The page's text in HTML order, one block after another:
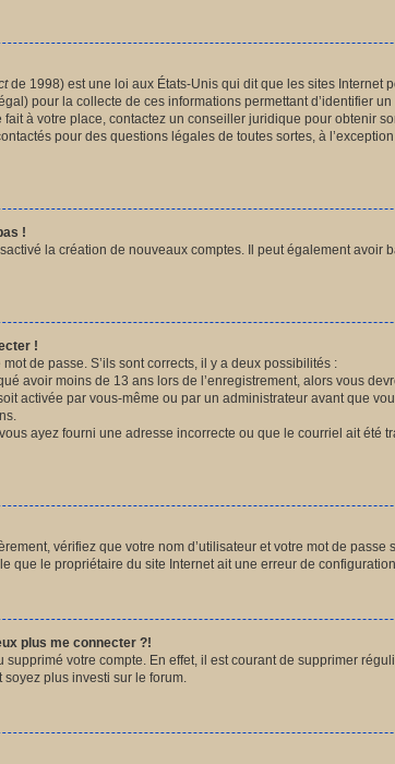
de 1998) est une loi aux États-Unis qui dit que les sites Internet
pour la collecte de ces informations permettant d’identifier
à votre place, contactez un conseiller juridique pour obtenir
pour des questions légales de toutes sortes, à
!
la création de nouveaux comptes. Il peut également
!
de passe. S’ils sont corrects, il y a deux possibilités :
avoir moins de 13 ans lors de l’enregistrement, alors vous
activée par vous-même ou par un administrateur avant que
ayez fourni une adresse incorrecte ou que le courriel ait été
vérifiez que votre nom d’utilisateur et votre mot de
que le propriétaire du site Internet ait une erreur de
plus me connecter ?!
supprimé votre compte. En effet, il est courant de supprimer
plus investi sur le forum.